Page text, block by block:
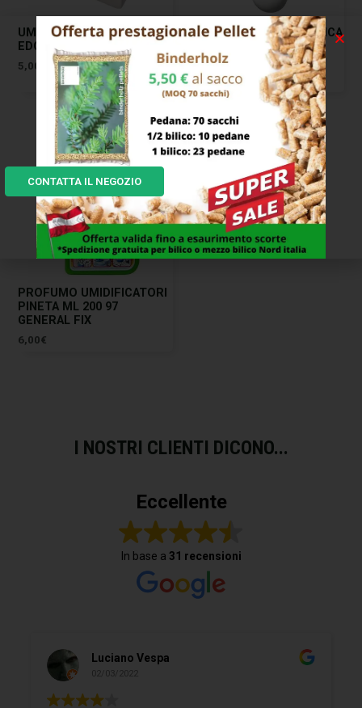
UMIDIFICATORE CERAMICA
EDGE BIANCO XTRA 08373
5,00
UMIDIFICATORE CERAMICA
OVALE FANCY HOME
TESCOMA
10,00€
PROFUMO UMIDIFICATORI
PINETA ML 200 97
GENERAL FIX
6,00€
I NOSTRI CLIENTI DICONO...
Eccellente
In base a 31 recensioni
Luciano Vespa
02/03/2022
CONTATTA IL NEGOZIO